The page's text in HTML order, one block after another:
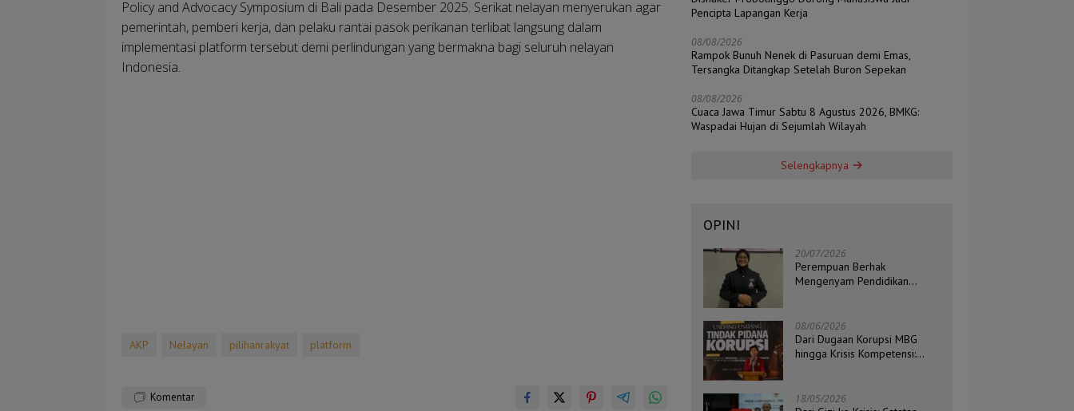
Policy and Advocacy Symposium di Bali pada Desember 2025. Serikat nelayan menyerukan agar
pemerintah, pemberi kerja, dan pelaku rantai pasok perikanan terlibat langsung dalam
implementasi platform tersebut demi perlindungan yang bermakna bagi seluruh nelayan
Indonesia.
AKP Nelayan pilihanrakyat platform
Komentar
Pencipta Lapangan Kerja
08/08/2026
Rampok Bunuh Nenek di Pasuruan demi Emas,
Tersangka Ditangkap Setelah Buron Sepekan
08/08/2026
Cuaca Jawa Timur Sabtu 8 Agustus 2026, BMKG:
Waspadai Hujan di Sejumlah Wilayah
Selengkapnya
OPINI
20/07/2026
Perempuan Berhak
Mengenyam Pendidikan
08/06/2026
Dari Dugaan Korupsi MBG
hingga Krisis Kompetensi:
Politik, Hukum, dan HAM
18/05/2026